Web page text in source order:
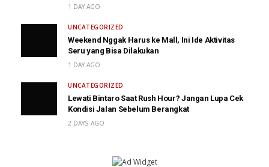
1 DAY AGO
UNCATEGORIZED
Weekend Nggak Harus ke Mall, Ini Ide Aktivitas
Seru yang Bisa Dilakukan
1 DAY AGO
UNCATEGORIZED
Lewati Bintaro Saat Rush Hour? Jangan Lupa Cek
Kondisi Jalan Sebelum Berangkat
2 DAYS AGO